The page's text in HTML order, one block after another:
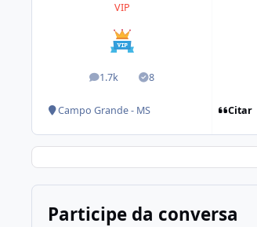
VIP
1.7k
posts 8
Soluções
Campo Grande - MS Citar
Participe da conversa